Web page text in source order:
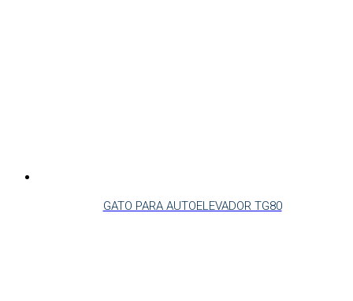
GATO PARA AUTOELEVADOR TG80